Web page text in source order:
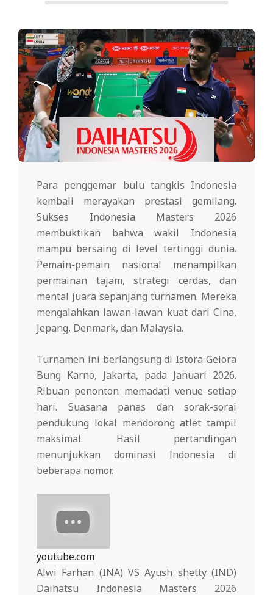
Para penggemar bulu tangkis Indonesia
kembali merayakan prestasi gemilang.
Sukses Indonesia Masters 2026
membuktikan bahwa wakil Indonesia
mampu bersaing di level tertinggi dunia.
Pemain-pemain nasional menampilkan
permainan tajam, strategi cerdas, dan
mental juara sepanjang turnamen. Mereka
mengalahkan lawan-lawan kuat dari Cina,
Jepang, Denmark, dan Malaysia.
Turnamen ini berlangsung di Istora Gelora
Bung Karno, Jakarta, pada Januari 2026.
Ribuan penonton memadati venue setiap
hari. Suasana panas dan sorak-sorai
pendukung lokal mendorong atlet tampil
maksimal. Hasil pertandingan
menunjukkan dominasi Indonesia di
beberapa nomor.
youtube.com
Alwi Farhan (INA) VS Ayush shetty (IND)
Daihatsu Indonesia Masters 2026